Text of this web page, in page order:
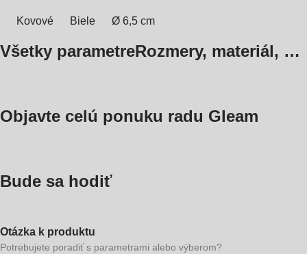
Kovové Biele Ø 6,5 cm
Všetky parametreRozmery, materiál, …
Objavte celú ponuku radu Gleam
Bude sa hodiť
Otázka k produktu
Potrebujete poradiť s parametrami alebo výberom?